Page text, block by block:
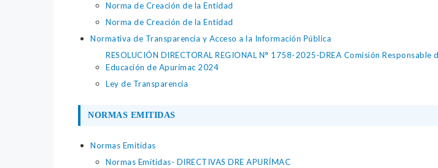
Norma de Creación de la Entidad
Norma de Creación de la Entidad
Normativa de Transparencia y Acceso a la Información Pública
RESOLUCIÓN DIRECTORAL REGIONAL N° 1758-2025-DREA Comisión
Educación de Apurímac 2024
Ley de Transparencia
NORMAS EMITIDAS
Normas Emitidas
Normas Emitidas- DIRECTIVAS DRE APURÍMAC